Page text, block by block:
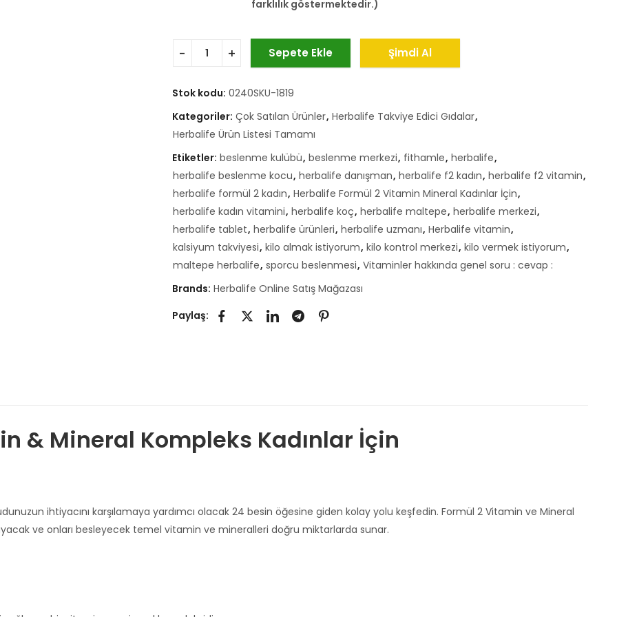
farklılık göstermektedir.)
Sepete Ekle Şimdi Al
Stok kodu: 0240SKU-1819
Kategoriler: Çok Satılan Ürünler, Herbalife Takviye Edici Gıdalar,
Herbalife Ürün Listesi Tamamı
Etiketler: beslenme kulübü, beslenme merkezi, fithamle, herbalife,
herbalife beslenme kocu, herbalife danışman, herbalife f2 kadın, herbalife f2 vitamin,
herbalife formül 2 kadın, Herbalife Formül 2 Vitamin Mineral Kadınlar İçin,
herbalife kadın vitamini, herbalife koç, herbalife maltepe, herbalife merkezi,
herbalife tablet, herbalife ürünleri, herbalife uzmanı, Herbalife vitamin,
kalsiyum takviyesi, kilo almak istiyorum, kilo kontrol merkezi, kilo vermek istiyorum,
maltepe herbalife, sporcu beslenmesi, Vitaminler hakkında genel soru : cevap :
Brands: Herbalife Online Satış Mağazası
Paylaş:
& Mineral Kompleks Kadınlar İçin
ihtiyacını karşılamaya yardımcı olacak 24 besin öğesine giden kolay yolu keşfedin. Formül 2 Vitamin ve Mineral
ve onları besleyecek temel vitamin ve mineralleri doğru miktarlarda sunar.